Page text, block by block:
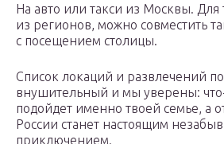
На авто или такси из Москвы. Для
из регионов, можно совместить
с посещением столицы.
Список локаций и развлечений
внушительный и мы уверены:
подойдет именно твоей семье, а
России станет настоящим
приключением.